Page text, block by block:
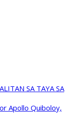
SA TAYA SA
Apollo Quiboloy,